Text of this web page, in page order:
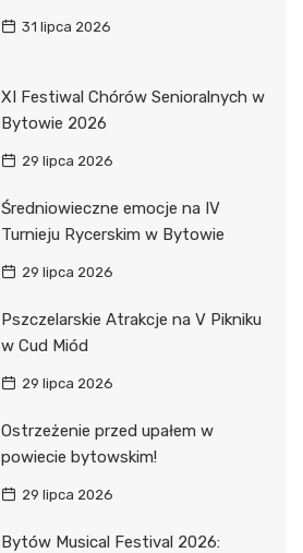
31 lipca 2026
XI Festiwal Chórów Senioralnych w
Bytowie 2026
29 lipca 2026
Średniowieczne emocje na IV
Turnieju Rycerskim w Bytowie
29 lipca 2026
Pszczelarskie Atrakcje na V Pikniku
w Cud Miód
29 lipca 2026
Ostrzeżenie przed upałem w
powiecie bytowskim!
29 lipca 2026
Bytów Musical Festival 2026: